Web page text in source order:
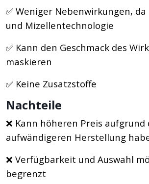
✅ Weniger Nebenwirkungen,
und Mizellentechnologie
✅ Kann den Geschmack des
maskieren
✅ Keine Zusatzstoffe
Nachteile
❌ Kann höheren Preis aufgrund
aufwändigeren Herstellung
❌ Verfügbarkeit und Auswahl
begrenzt